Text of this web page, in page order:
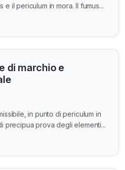
e il periculum in mora. Il fumus...
di marchio e
in punto di periculum in
precipua prova degli elementi...